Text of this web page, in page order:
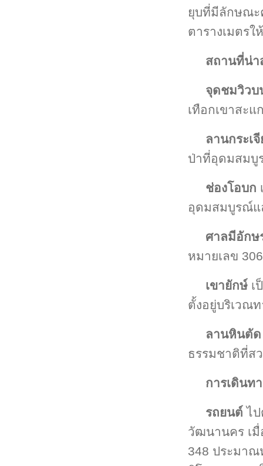
ยุบที่มีลักษณะ
ตารางเมตร
สถานที่น่า
จุดชมวิวบ
เทือกเขาสะ
ลานกระเจี
ป่าที่อุดมสมบู
ช่องโอบก
อุดมสมบูรณ์แ
ศาลมีอักษ
หมายเลข
เขายักษ์ เ
ตั้งอยู่บริเวณ
ลานหินตัด
ธรรมชาติที่ส
การเดินท
รถยนต์ ไป
วัฒนานคร เมื่
348 ประมาณ